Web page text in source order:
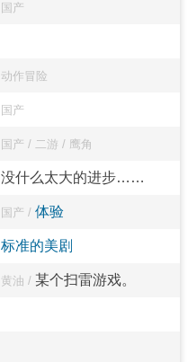
国产
动作冒险
国产
国产 / 二游 / 鹰角
没什么太大的进步……
国产 / 体验
标准的美剧
黄油 / 某个扫雷游戏。